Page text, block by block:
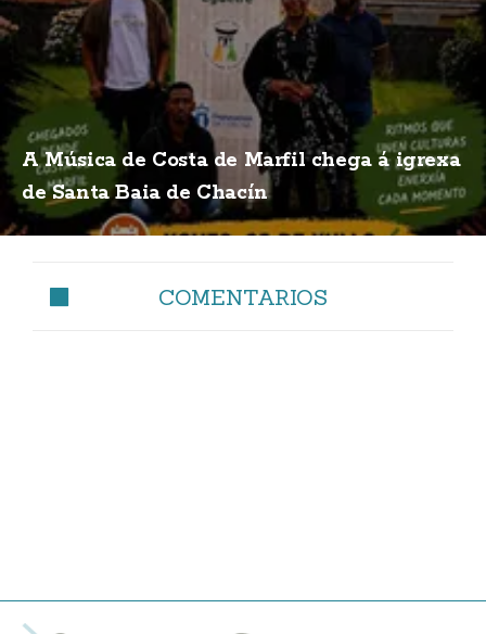
A Música de Costa de Marfil chega á igrexa
de Santa Baia de Chacín
COMENTARIOS